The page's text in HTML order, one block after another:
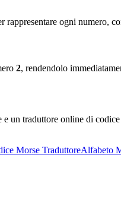
ogni numero,
2, rendendolo
un traduttore online di
Morse TraduttoreAlfabeto